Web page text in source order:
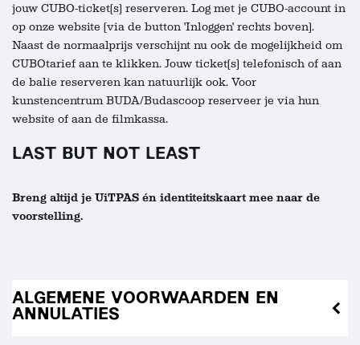
jouw CUBO-ticket(s) reserveren. Log met je CUBO-account in
op onze website (via de button 'Inloggen' rechts boven).
Naast de normaalprijs verschijnt nu ook de mogelijkheid om
CUBOtarief aan te klikken. Jouw ticket(s) telefonisch of aan
de balie reserveren kan natuurlijk ook. Voor
kunstencentrum BUDA/Budascoop reserveer je via hun
website of aan de filmkassa.
LAST BUT NOT LEAST
Breng altijd je UiTPAS én identiteitskaart mee naar de
voorstelling.
ALGEMENE VOORWAARDEN EN
ANNULATIES